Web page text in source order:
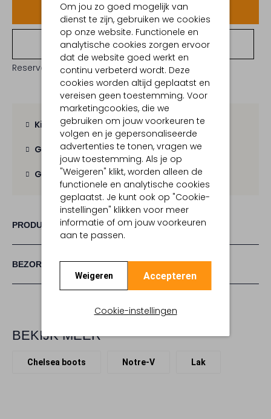
Om jou zo goed mogelijk van
dienst te zijn, gebruiken we cookies
op onze website. Functionele en
analytische cookies zorgen ervoor
dat de website goed werkt en
continu verbeterd wordt. Deze
cookies worden altijd geplaatst en
vereisen geen toestemming. Voor
marketingcookies, die we
gebruiken om jouw voorkeuren te
volgen en je gepersonaliseerde
advertenties te tonen, vragen we
jouw toestemming. Als je op
"Weigeren" klikt, worden alleen de
functionele en analytische cookies
geplaatst. Je kunt ook op "Cookie-
instellingen" klikken voor meer
informatie of om jouw voorkeuren
aan te passen.
Weigeren Accepteren
Cookie-instellingen
Voeg toe
Bekijk winkelvoorraad
Reserveer direct in een van onze 19 boutiques
Kies zelf je bezorgmoment
Gratis verzending vanaf € 100,-
Gratis retourbinnen 30 dagen
PRODUCT INFORMATIE
BEZORGEN & RETOURNEREN
BEKIJK MEER
Chelsea boots Notre-V Lak